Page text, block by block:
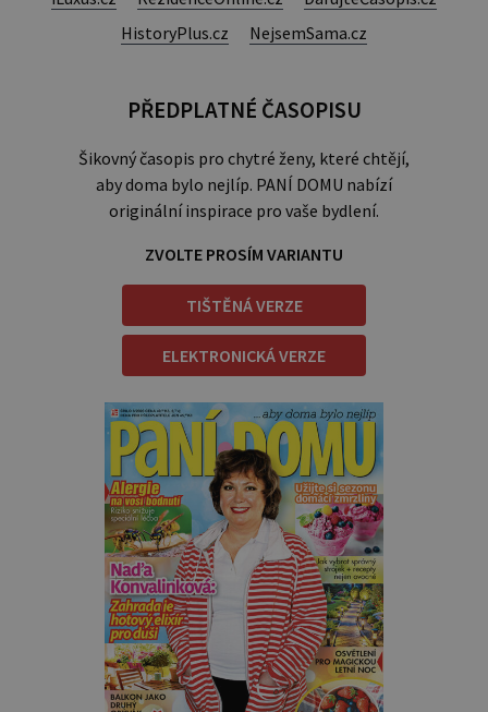
HistoryPlus.cz
NejsemSama.cz
PŘEDPLATNÉ ČASOPISU
Šikovný časopis pro chytré ženy, které chtějí,
aby doma bylo nejlíp. PANÍ DOMU nabízí
originální inspirace pro vaše bydlení.
ZVOLTE PROSÍM VARIANTU
TIŠTĚNÁ VERZE
ELEKTRONICKÁ VERZE